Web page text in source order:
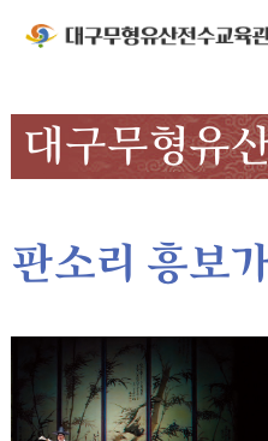
대구무형유
판소리 흥보